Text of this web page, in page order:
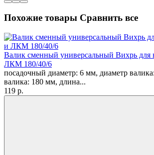
Похожие товары Сравнить все
Валик сменный универсальный Вихрь для
ЛКМ 180/40/6
посадочный диаметр: 6 мм, диаметр
валика: 180 мм, длина...
119 p.